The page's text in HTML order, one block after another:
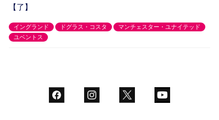
【了】
イングランド ドグラス・コスタ
マンチェスター・ユナイテッド
ユベントス